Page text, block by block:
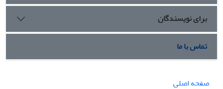
برای نویسندگان
تماس با ما
صفحه اصلی